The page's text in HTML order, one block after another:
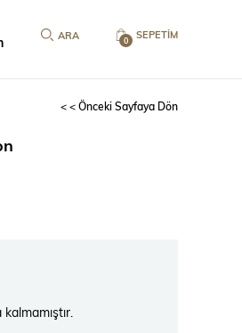
SEPETIM
0
< < Önceki Sayfaya Dön